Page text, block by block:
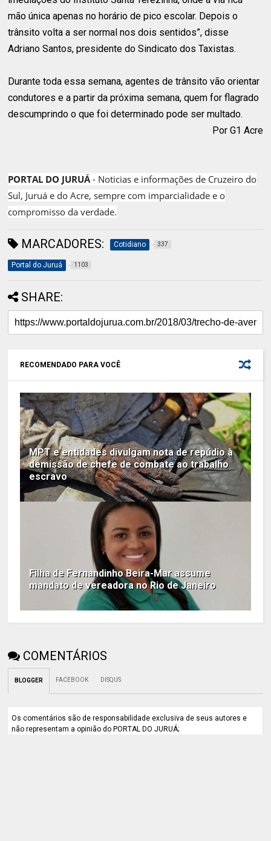
mão única apenas no horário de pico escolar. Depois o
trânsito volta a ser normal nos dois sentidos”, disse
Adriano Santos, presidente do Sindicato dos Taxistas.
Durante toda essa semana, agentes de trânsito vão orientar
condutores e a partir da próxima semana, quem for flagrado
descumprindo o que foi determinado pode ser multado.
Por G1 Acre
PORTAL DO JURUÁ - Noticias e informações de Cruzeiro do
Sul, Juruá e do Acre, sempre com imparcialidade e o
compromisso da verdade.
MARCADORES: Cotidiano 337
Portal do Juruá 1103
SHARE:
RECOMENDADO PARA VOCÊ
MPT e entidades divulgam nota de repúdio à
demissão de chefe de combate ao trabalho
escravo
Filha de Fernandinho Beira-Mar assume
mandato de vereadora no Rio de Janeiro
COMENTÁRIOS
BLOGGER FACEBOOK DISQUS
Os comentários são de responsabilidade exclusiva de seus autores e
não representam a opinião do PORTAL DO JURUÁ;